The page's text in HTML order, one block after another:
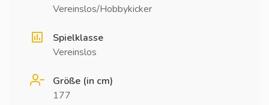
Vereinslos/Hobbykicker
Spielklasse
Vereinslos
Größe (in cm)
177